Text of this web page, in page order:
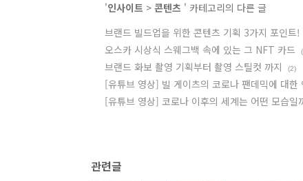
'인사이트 > 콘텐츠 ' 카테고리의 다른 글
브랜드 빌드업을 위한 콘텐츠 기획 3가지 포인트!
오스카 시상식 스웨그백 속에 있는 그 NFT 카드
브랜드 화보 촬영 기획부터 촬영 스틸컷 까지 (2)
[유튜브 영상] 빌 게이츠의 코로나 팬데믹에 대한
[유튜브 영상] 코로나 이후의 세계는 어떤 모습일
관련글